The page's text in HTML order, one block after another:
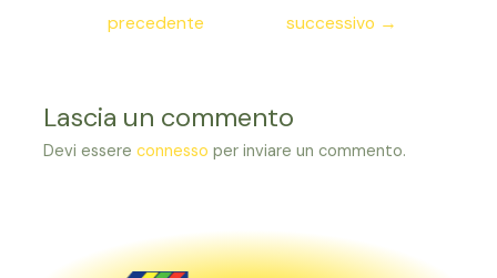
precedente
successivo →
Lascia un commento
Devi essereconnesso per inviare un commento.